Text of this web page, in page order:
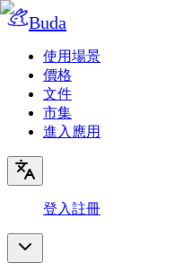
Buda
使用場景
價格
文件
市集
進入應用
登入註冊